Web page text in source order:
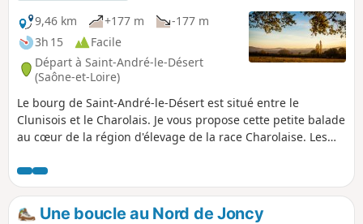
9,46 km
+177 m
-177 m
3h 15
Facile
Départ à Saint-André-le-Désert
(Saône-et-Loire)
Le bourg de Saint-André-le-Désert est situé entre le
Clunisois et le Charolais. Je vous propose cette petite balade
au cœur de la région d'élevage de la race Charolaise. Les
bocages. Vous traverserez des petits hameaux aux maisons
de pierres et des lieux chargés d'histoire. À faire en famille.
Une boucle au Nord de Joncy